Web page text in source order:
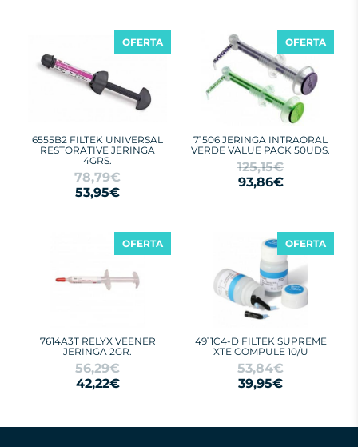
6555B2 FILTEK UNIVERSAL
RESTORATIVE JERINGA
4GRS.
78,79€
53,95€
OFERTA
71506 JERINGA INTRAORAL
VERDE VALUE PACK 50UDS.
125,15€
93,86€
OFERTA
7614A3T RELYX VEENER
JERINGA 2GR.
56,29€
42,22€
OFERTA
4911C4-D FILTEK SUPREME
XTE COMPULE 10/U
53,84€
39,95€
OFERTA